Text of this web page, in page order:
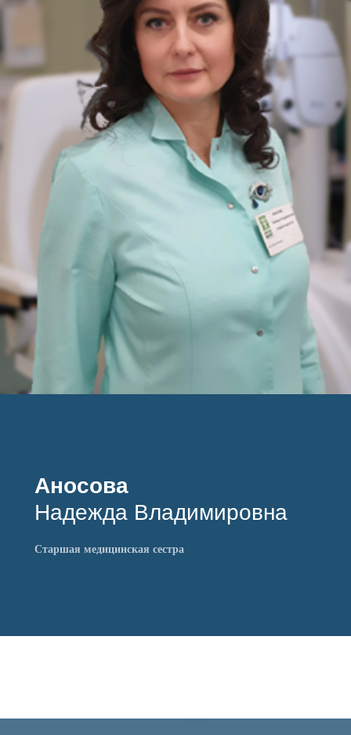
Аносова
Надежда Владимировна
Старшая медицинская сестра